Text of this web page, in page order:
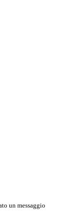
un messaggio